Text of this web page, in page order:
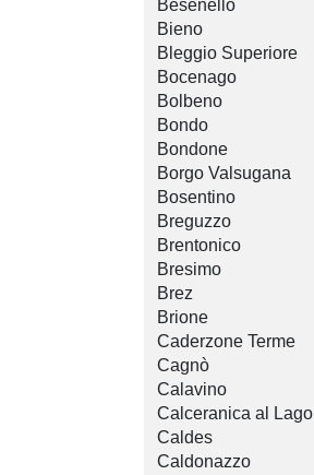
Besenello
Bieno
Bleggio Superiore
Bocenago
Bolbeno
Bondo
Bondone
Borgo Valsugana
Bosentino
Breguzzo
Brentonico
Bresimo
Brez
Brione
Caderzone Terme
Cagnò
Calavino
Calceranica al Lago
Caldes
Caldonazzo